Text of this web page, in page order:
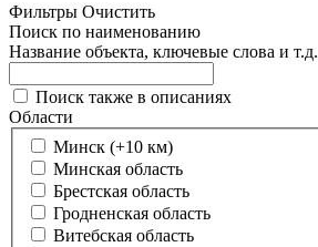
Фильтры Очистить
Поиск по наименованию
Название объекта, ключевые слова и т.д.
Поиск также в описаниях
Области
Минск (+10 км)
Минская область
Брестская область
Гродненская область
Витебская область